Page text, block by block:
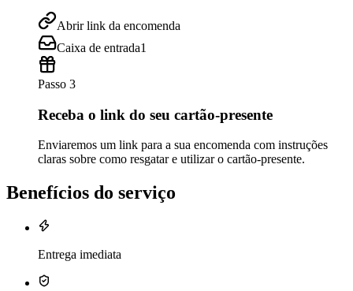
Abrir link da encomenda
Caixa de entrada1
Passo 3
Receba o link do seu cartão-presente
Enviaremos um link para a sua encomenda com instruções
claras sobre como resgatar e utilizar o cartão-presente.
Benefícios do serviço
Entrega imediata